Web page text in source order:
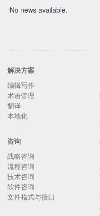
No news available.
解决方案
编辑写作
术语管理
翻译
本地化
咨询
战略咨询
流程咨询
技术咨询
软件咨询
文件格式与接口